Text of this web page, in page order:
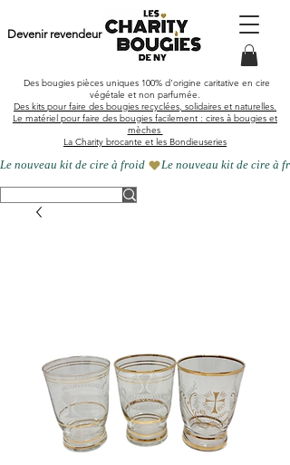
Des bougies pièces uniques 100% d'origine caritative en cire
végétale et non parfumée.
Des kits pour faire des bougies recyclées, solidaires et naturelles.
Le matériel pour faire des bougies facilement : cires à bougies et
mèches
La Charity brocante et les Bondieuseries
Devenir revendeur
Le nouveau kit de cire à froid